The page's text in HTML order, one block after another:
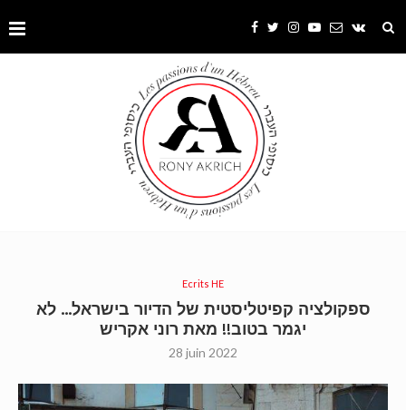
Ecrits HE
ספקולציה קפיטליסטית של הדיור בישראל… לא
יגמר בטוב!! מאת רוני אקריש
28 juin 2022